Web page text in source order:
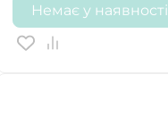
Немає у наявності